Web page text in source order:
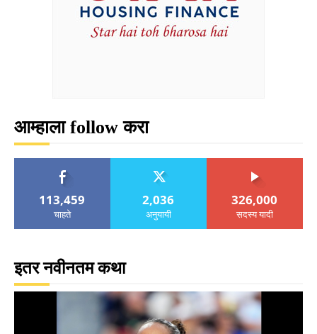
आम्हाला follow करा
113,459
चाहते
2,036
अनुयायी
326,000
सदस्य यादी
इतर नवीनतम कथा